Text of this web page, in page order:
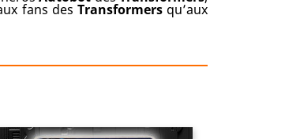
fans des Transformersqu’aux